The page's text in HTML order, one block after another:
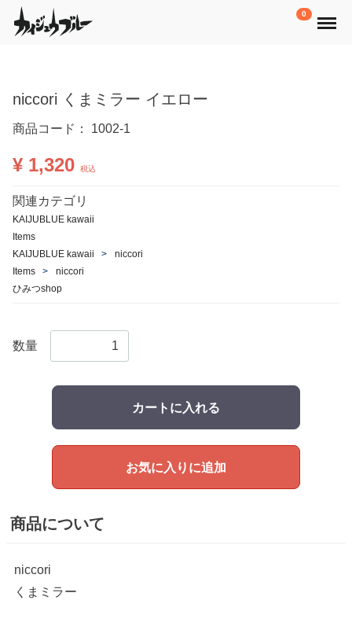
0 Menu
niccori くまミラー イエロー
商品コード： 1002-1
¥ 1,320 税込
関連カテゴリ
KAIJUBLUE kawaii
Items
KAIJUBLUE kawaii
niccori
Items
niccori
ひみつshop
数量
カートに入れる
お気に入りに追加
商品について
niccori
くまミラー